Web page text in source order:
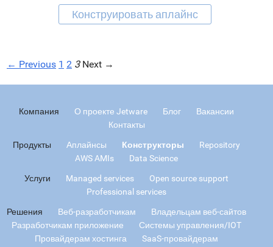
← Previous 1 2 3 Next →
Компания О проекте Jetware Блог
Вакансии
Контакты
Продукты Аплайнсы Конструкторы
Repository
AWS AMIs
Data Science
Услуги Managed services
Open source support
Professional services
Решения Веб-разработчикам
Владельцам веб-сайтов
Разработчикам приложение
Системы управления/IOT
Провайдерам хостинга
SaaS-провайдерам